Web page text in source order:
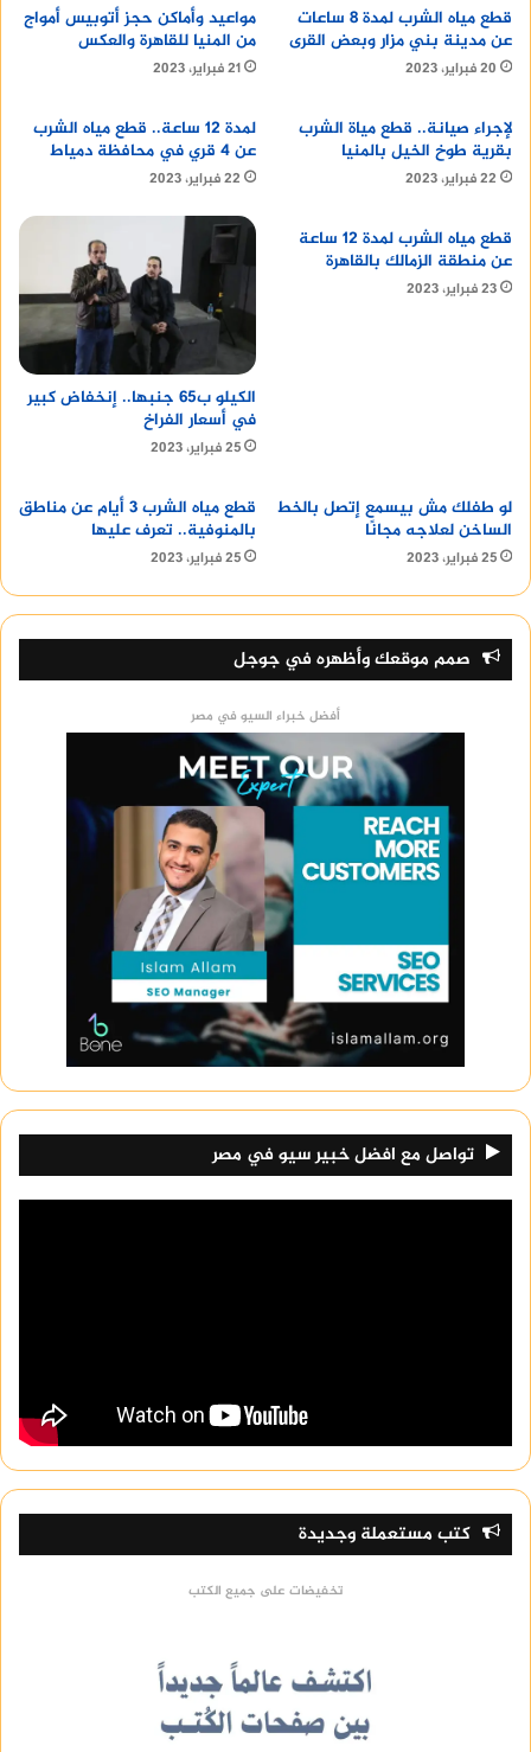
20 و26 كيلومترًا في الساعة.
البحر المتوسط: طقس غائم جزئيًا
مع انخفاض في درجات الحرارة
تتوقع هيئة الأرصاد الجوية المصرية أن يكون الطقس
اليوم الاثنين، الموافق 15 يناير 2024، في البحر
المتوسط غائمًا جزئيًا، مع انخفاض في درجات الحرارة.
ومن المتوقع أن تتراوح درجات الحرارة في البحر
المتوسط اليوم بين 16 و22 درجة مئوية، مع شعور
بالبرودة بسبب الرياح الغربية التي تهب بسرعة تتراوح
نصائح لمواجهة الطقس البارد
يُنصح بارتداء الملابس الثقيلة في المناطق التي
تشهد تساقط أمطار.
يُنصح بارتداء الملابس الخفيفة في المناطق التي
تشهد ارتفاعًا في درجات الحرارة.
يُنصح بمتابعة توقعات حالة الطقس بانتظام من
خلال هيئة الأرصاد الجوية المصرية.
أقرأ أيضا :doberman puppy
قطع مياه الشرب لمدة 8 ساعات
عن مدينة بني مزار وبعض القرى
20 فبراير، 2023
مواعيد وأماكن حجز أتوبيس أمواج
من المنيا للقاهرة والعكس
21 فبراير، 2023
لإجراء صيانة.. قطع مياة الشرب
بقرية طوخ الخيل بالمنيا
22 فبراير، 2023
لمدة 12 ساعة.. قطع مياه الشرب
عن 4 قري في محافظة دمياط
22 فبراير، 2023
قطع مياه الشرب لمدة 12 ساعة
عن منطقة الزمالك بالقاهرة
23 فبراير، 2023
الكيلو ب65 جنبها.. إنخفاض كبير
في أسعار الفراخ
25 فبراير، 2023
لو طفلك مش بيسمع إتصل بالخط
الساخن لعلاجه مجانًا
25 فبراير، 2023
قطع مياه الشرب 3 أيام عن مناطق
بالمنوفية.. تعرف عليها
25 فبراير، 2023
صمم موقعك وأظهره في جوجل
أفضل خبراء السيو في مصر
تواصل مع افضل خبير سيو في مصر
كتب مستعملة وجديدة
تخفيضات على جميع الكتب